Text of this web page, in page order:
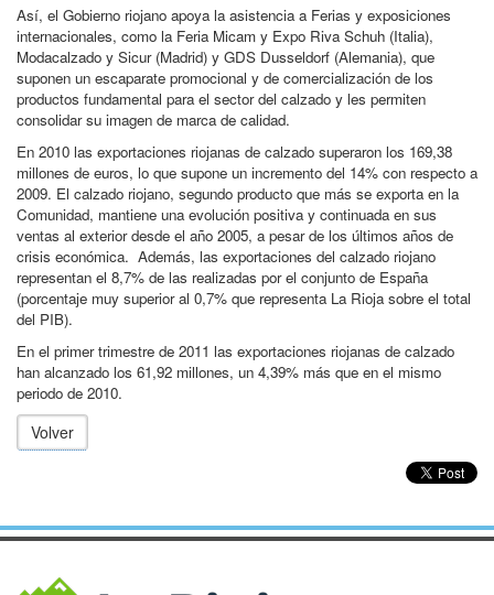
Así, el Gobierno riojano apoya la asistencia a Ferias y exposiciones
internacionales, como la Feria Micam y Expo Riva Schuh (Italia),
Modacalzado y Sicur (Madrid) y GDS Dusseldorf (Alemania), que
suponen un escaparate promocional y de comercialización de los
productos fundamental para el sector del calzado y les permiten
consolidar su imagen de marca de calidad.
En 2010 las exportaciones riojanas de calzado superaron los 169,38
millones de euros, lo que supone un incremento del 14% con respecto a
2009. El calzado riojano, segundo producto que más se exporta en la
Comunidad, mantiene una evolución positiva y continuada en sus
ventas al exterior desde el año 2005, a pesar de los últimos años de
crisis económica. Además, las exportaciones del calzado riojano
representan el 8,7% de las realizadas por el conjunto de España
(porcentaje muy superior al 0,7% que representa La Rioja sobre el total
del PIB).
En el primer trimestre de 2011 las exportaciones riojanas de calzado
han alcanzado los 61,92 millones, un 4,39% más que en el mismo
periodo de 2010.
Volver